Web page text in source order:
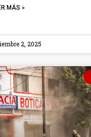
MÁS »
2, 2025